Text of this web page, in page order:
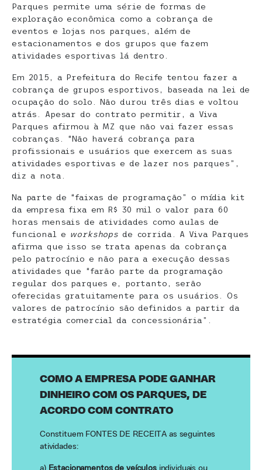
Parques permite uma série de formas de
exploração econômica como a cobrança de
eventos e lojas nos parques, além de
estacionamentos e dos grupos que fazem
atividades esportivas lá dentro.
Em 2015, a Prefeitura do Recife tentou fazer a
cobrança de grupos esportivos, baseada na lei de
ocupação do solo. Não durou três dias e voltou
atrás. Apesar do contrato permitir, a Viva
Parques afirmou à MZ que não vai fazer essas
cobranças. “Não haverá cobrança para
profissionais e usuários que exercem as suas
atividades esportivas e de lazer nos parques”,
diz a nota.
Na parte de “faixas de programação” o mídia kit
da empresa fixa em R$ 30 mil o valor para 60
horas mensais de atividades como aulas de
funcional e workshops de corrida. A Viva Parques
afirma que isso se trata apenas da cobrança
pelo patrocínio e não para a execução dessas
atividades que “farão parte da programação
regular dos parques e, portanto, serão
oferecidas gratuitamente para os usuários. Os
valores de patrocínio são definidos a partir da
estratégia comercial da concessionária”.
COMO A EMPRESA PODE GANHAR
DINHEIRO COM OS PARQUES, DE
ACORDO COM CONTRATO
Constituem FONTES DE RECEITA as seguintes
atividades:
a) Estacionamentos de veículosindividuais ou